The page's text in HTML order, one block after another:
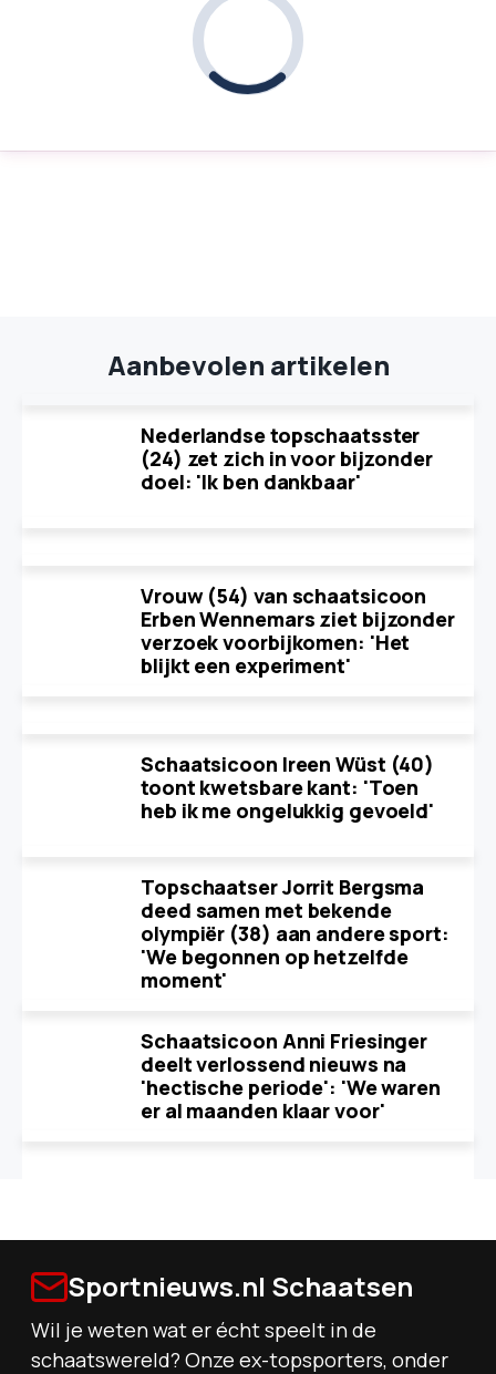
Aanbevolen artikelen
Nederlandse topschaatsster
(24) zet zich in voor bijzonder
doel: 'Ik ben dankbaar'
Vrouw (54) van schaatsicoon
Erben Wennemars ziet bijzonder
verzoek voorbijkomen: 'Het
blijkt een experiment'
Schaatsicoon Ireen Wüst (40)
toont kwetsbare kant: 'Toen
heb ik me ongelukkig gevoeld'
Topschaatser Jorrit Bergsma
deed samen met bekende
olympiër (38) aan andere sport:
'We begonnen op hetzelfde
moment'
Schaatsicoon Anni Friesinger
deelt verlossend nieuws na
'hectische periode': 'We waren
er al maanden klaar voor'